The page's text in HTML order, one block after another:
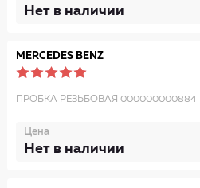
Нет в наличии
MERCEDES BENZ
ПРОБКА РЕЗЬБОВАЯ 000000000884
Цена
Нет в наличии